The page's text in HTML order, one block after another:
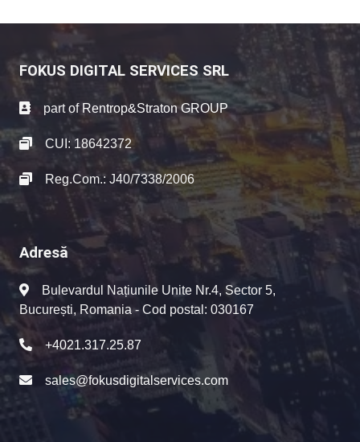
FOKUS DIGITAL SERVICES SRL
part ofRentrop&Straton GROUP
CUI: 18642372
Reg.Com.: J40/7338/2006
Adresă
Bulevardul Națiunile Unite Nr.4, Sector 5,
București, Romania - Cod postal: 030167
+4021.317.25.87
sales@fokusdigitalservices.com